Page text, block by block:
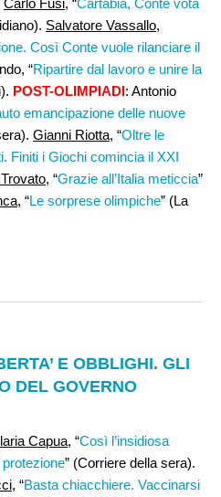
Salvatore Vassallo,
Così Conte vuole rilanciare il
“Ripartire dal lavoro e unire la
POST-OLIMPIADI: Antonio
emancipazione delle nuove
Gianni Riotta, “Oltre le
Finiti i Giochi comincia il XXI
, “Grazie all’Italia meticcia”
, “Le sorprese olimpiche” (La
E OBBLIGHI. GLI
DEL GOVERNO
Capua, “Così l’insidiosa
” (Corriere della sera).
, “Basta chiacchiere. Vaccinarsi